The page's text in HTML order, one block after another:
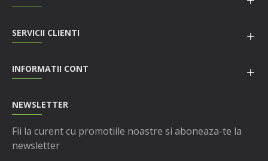
SERVICII CLIENTI
INFORMATII CONT
NEWSLETTER
Fii la curent cu promotiile noastre si aboneaza-te la
newsletter